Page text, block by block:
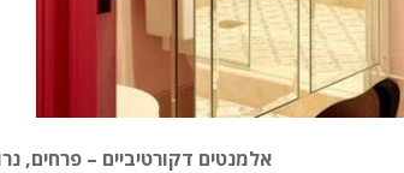
אלמנטים דקורטיביים – פרחים,